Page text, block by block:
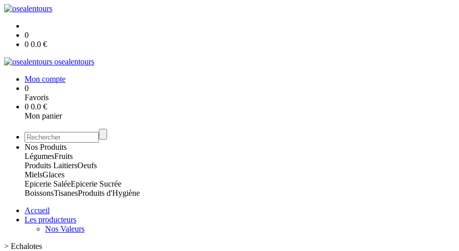
0
0 0.0 €
osealentours
Mon compte
0
Favoris
0 0.0 €
Mon panier
Nos Produits
LégumesFruits
Produits LaitiersOeufs
MielsGlaces
Epicerie SaléeEpicerie Sucrée
BoissonsTisanesProduits d'Hygiène
Accueil
Les producteurs
Nos Valeurs
> Echalotes